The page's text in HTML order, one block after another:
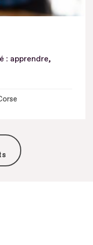
: apprendre,